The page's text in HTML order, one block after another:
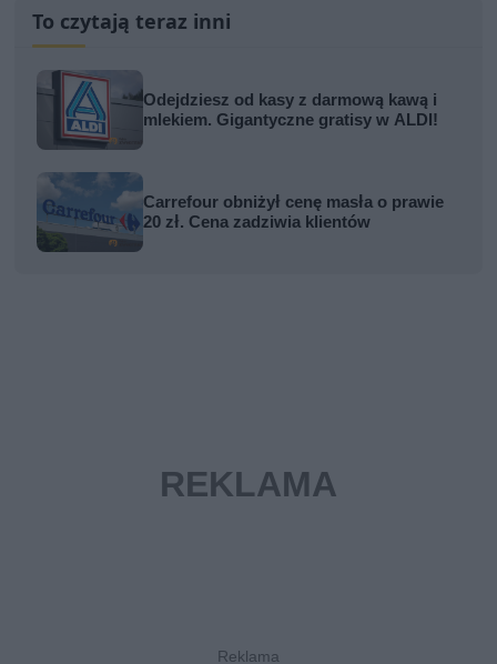
To czytają teraz inni
Odejdziesz od kasy z darmową kawą i
mlekiem. Gigantyczne gratisy w ALDI!
Carrefour obniżył cenę masła o prawie
20 zł. Cena zadziwia klientów